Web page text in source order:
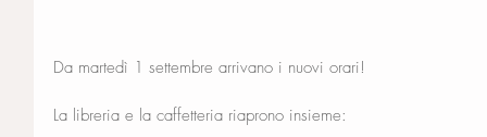
Da martedì 1 settembre arrivano i nuovi orari!
La libreria e la caffetteria riaprono insieme: